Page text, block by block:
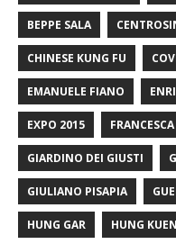
BEPPE SALA
CHINESE KUNG FU
EMANUELE FIANO
EXPO 2015
GIARDINO DEI GIUSTI
GIULIANO PISAPIA
HUNG GAR HUNG KUEN